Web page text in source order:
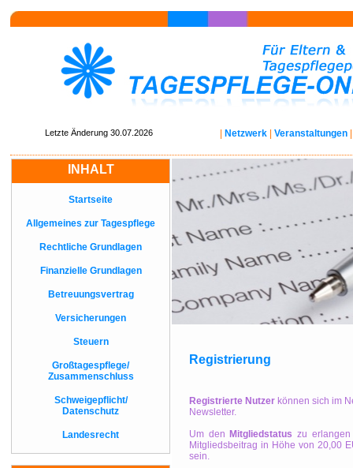
Letzte Änderung 30.07.2026 Netzwerk Veranstaltungen
INHALT
Startseite
Allgemeines zur Tagespflege
Rechtliche Grundlagen
Finanzielle Grundlagen
Betreuungsvertrag
Versicherungen
Steuern
Großtagespflege/
Zusammenschluss
Schweigepflicht/
Datenschutz
Landesrecht
Registrierung
Registrierte Nutzer können sich im
Newsletter.
Um den Mitgliedstatus zu
Mitgliedsbeitrag in Höhe von 20,00
sein.